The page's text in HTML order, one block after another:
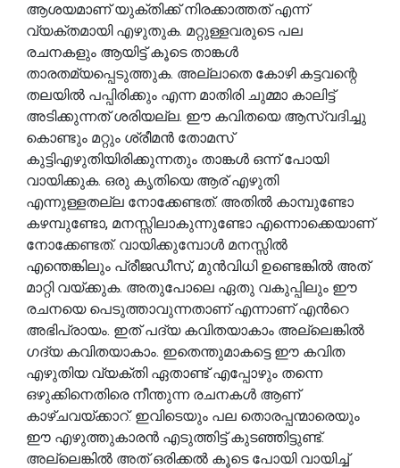
ആശയമാണ് യുക്തിക്ക് നിരക്കാത്തത് എന്ന്
വ്യക്തമായി എഴുതുക. മറ്റുള്ളവരുടെ പല
രചനകളും ആയിട്ട് കൂടെ താങ്കൾ
താരതമ്യപ്പെടുത്തുക. അല്ലാതെ കോഴി കട്ടവന്റെ
തലയിൽ പപ്പിരിക്കും എന്ന മാതിരി ചുമ്മാ കാലിട്ട്
അടിക്കുന്നത് ശരിയല്ല. ഈ കവിതയെ ആസ്വദിച്ചു
കൊണ്ടും മറ്റും ശ്രീമൻ തോമസ്
കുട്ടിഎഴുതിയിരിക്കുന്നതും താങ്കൾ ഒന്ന് പോയി
വായിക്കുക. ഒരു കൃതിയെ ആര് എഴുതി
എന്നുള്ളതല്ല നോക്കേണ്ടത്. അതിൽ കാമ്പുണ്ടോ
കഴമ്പുണ്ടോ, മനസ്സിലാകുന്നുണ്ടോ എന്നൊക്കെയാണ്
നോക്കേണ്ടത്. വായിക്കുമ്പോൾ മനസ്സിൽ
എന്തെങ്കിലും പ്രീജഡീസ്, മുൻവിധി ഉണ്ടെങ്കിൽ അത്
മാറ്റി വയ്ക്കുക. അതുപോലെ ഏതു വകുപ്പിലും ഈ
രചനയെ പെടുത്താവുന്നതാണ് എന്നാണ് എൻറെ
അഭിപ്രായം. ഇത് പദ്യ കവിതയാകാം അല്ലെങ്കിൽ
ഗദ്യ കവിതയാകാം. ഇതെന്തുമാകട്ടെ ഈ കവിത
എഴുതിയ വ്യക്തി ഏതാണ്ട് എപ്പോഴും തന്നെ
ഒഴുക്കിനെതിരെ നീന്തുന്ന രചനകൾ ആണ്
കാഴ്ചവയ്ക്കാറ്. ഇവിടെയും പല തൊരപ്പന്മാരെയും
ഈ എഴുത്തുകാരൻ എടുത്തിട്ട് കുടഞ്ഞിട്ടുണ്ട്.
അല്ലെങ്കിൽ അത് ഒരിക്കൽ കൂടെ പോയി വായിച്ച്